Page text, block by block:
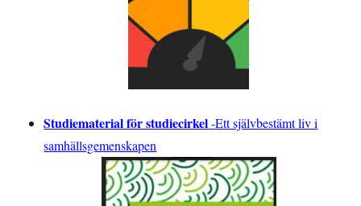
Studiematerial för studiecirkel-Ett självbestämt liv i
samhällsgemenskapen